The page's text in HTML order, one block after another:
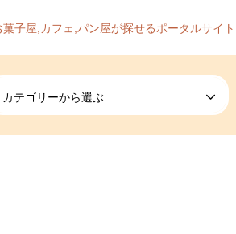
菓子屋,カフェ,パン屋が探せるポータルサイト
カテゴリーから選ぶ